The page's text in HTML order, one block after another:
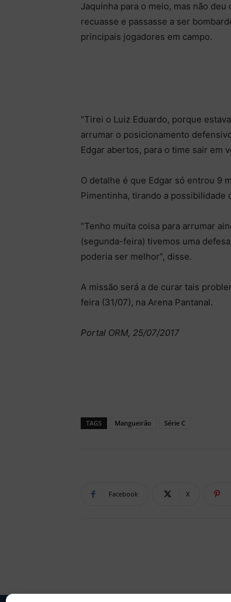
Jaquinha para o meio, mas não
recuasse e passasse a ser
principais jogadores em campo.
“Tirei o Luiz Eduardo, porque
arrumar o posicionamento
Edgar abertos, para o time sair em
O detalhe é que Edgar só entrou 9
Pimentinha, tirando a possibilidade
“Tenho muita coisa para arrumar
(segunda-feira) tivemos uma
poderia ser melhor”, disse.
A missão será a de curar tais
feira (31/07), na Arena Pantanal.
Portal ORM, 25/07/2017
TAGS Mangueirão Série C
Facebook X